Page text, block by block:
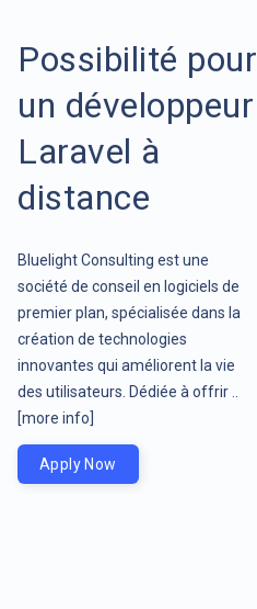
Possibilité pour
un développeur
Laravel à
distance
Bluelight Consulting est une
société de conseil en logiciels de
premier plan, spécialisée dans la
création de technologies
innovantes qui améliorent la vie
des utilisateurs. Dédiée à offrir ..
[more info]
Apply Now